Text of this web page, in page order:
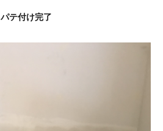
パテ付け完了